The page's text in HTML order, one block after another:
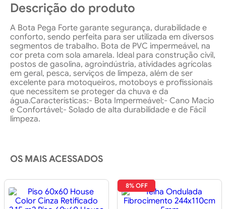
Descrição do produto
A Bota Pega Forte garante segurança, durabilidade e
conforto, sendo perfeita para ser utilizada em diversos
segmentos de trabalho. Bota de PVC impermeável, na
cor preta com sola amarela. Ideal para construção civil,
postos de gasolina, agroindústria, atividades agrícolas
em geral, pesca, serviços de limpeza, além de ser
excelente para motoqueiros, motoboys e profissionais
que necessitem se proteger da chuva e da
água.Características:- Bota Impermeável;- Cano Macio
e Confortável;- Solado de alta durabilidade e de Fácil
limpeza.
OS MAIS ACESSADOS
8% OFF